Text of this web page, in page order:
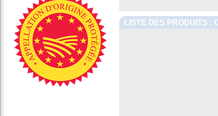
LISTE DES PRODUITS :